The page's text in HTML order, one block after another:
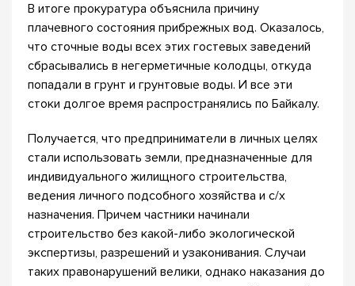
В итоге прокуратура объяснила причину
плачевного состояния прибрежных вод. Оказалось,
что сточные воды всех этих гостевых заведений
сбрасывались в негерметичные колодцы, откуда
попадали в грунт и грунтовые воды. И все эти
стоки долгое время распространялись по Байкалу.
Получается, что предприниматели в личных целях
стали использовать земли, предназначенные для
индивидуального жилищного строительства,
ведения личного подсобного хозяйства и с/х
назначения. Причем частники начинали
строительство без какой-либо экологической
экспертизы, разрешений и узаконивания. Случаи
таких правонарушений велики, однако наказания до